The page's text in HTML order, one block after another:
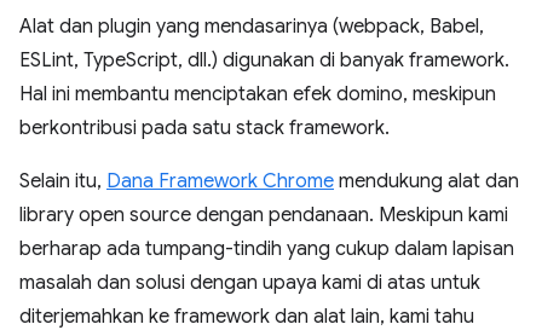
Alat dan plugin yang mendasarinya (webpack, Babel,
ESLint, TypeScript, dll.) digunakan di banyak framework.
Hal ini membantu menciptakan efek domino, meskipun
berkontribusi pada satu stack framework.
Selain itu, Dana Framework Chrome mendukung alat dan
library open source dengan pendanaan. Meskipun kami
berharap ada tumpang-tindih yang cukup dalam lapisan
masalah dan solusi dengan upaya kami di atas untuk
diterjemahkan ke framework dan alat lain, kami tahu